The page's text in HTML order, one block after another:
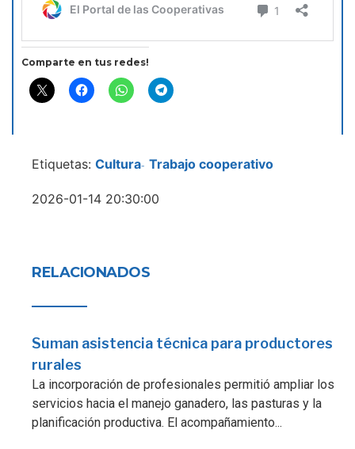
Comparte en tus redes!
Etiquetas: Cultura- Trabajo cooperativo
2026-01-14 20:30:00
RELACIONADOS
Suman asistencia técnica para productores
rurales
La incorporación de profesionales permitió ampliar los
servicios hacia el manejo ganadero, las pasturas y la
planificación productiva. El acompañamiento...